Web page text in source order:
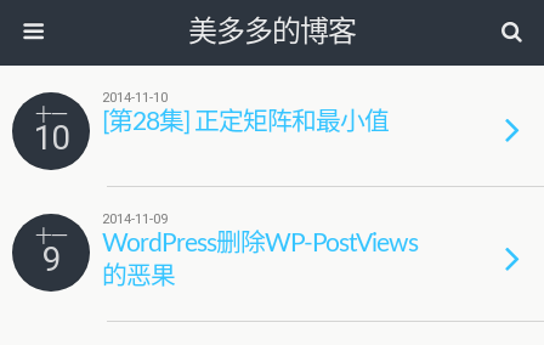
美多多的博客
十一
10
2014-11-10
[第28集] 正定矩阵和最小值
十一
9
2014-11-09
WordPress删除WP-PostViews
的恶果